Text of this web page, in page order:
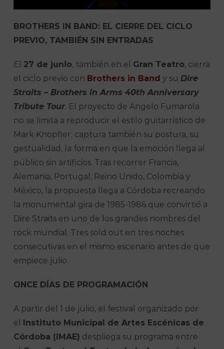
BROTHERS IN BAND: EL CIERRE DEL CICLO
PREVIO, TAMBIÉN SIN ENTRADAS
El 27 de junio, también en el Gran Teatro, cierra
el ciclo previo con Brothers in Band y su Dire
Straits – Brothers in Arms 40th Anniversary
Tribute Tour. El proyecto de Angelo Fumarola
no se limita a reproducir el estilo guitarrístico de
Mark Knopfler: captura también su postura, su
gestualidad, la forma en que la emoción llega al
público sin artificios. Tras recorrer Francia,
Alemania, Portugal, Reino Unido, Colombia y
México, la propuesta llega a Córdoba recreando
la monumental gira de 1985-1986 que convirtió a
Dire Straits en uno de los grandes nombres del
rock mundial. Tres sold out en tres noches
consecutivas en el mismo escenario antes de que
empiece julio.
ONCE DÍAS DE PROGRAMACIÓN
A partir del 1 de julio, el festival organizado por
el Instituto Municipal de Artes Escénicas de
Córdoba (IMAE) despliega su programa entre